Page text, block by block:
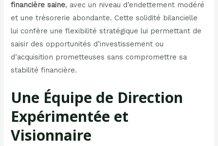
financière saine, avec un niveau d’endettement modéré
et une trésorerie abondante. Cette solidité bilancielle
lui confère une flexibilité stratégique lui permettant de
saisir des opportunités d’investissement ou
d’acquisition prometteuses sans compromettre sa
stabilité financière.
Une Équipe de Direction
Expérimentée et
Visionnaire